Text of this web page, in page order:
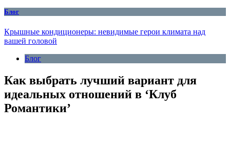
Блог
Крышные кондиционеры: невидимые герои климата над
вашей головой
Блог
Как выбрать лучший вариант для
идеальных отношений в ‘Клуб
Романтики’